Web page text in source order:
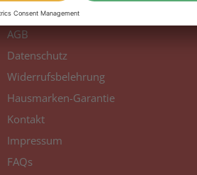
Über uns
AGB
Datenschutz
Widerrufsbelehrung
Hausmarken-Garantie
Kontakt
Impressum
FAQs